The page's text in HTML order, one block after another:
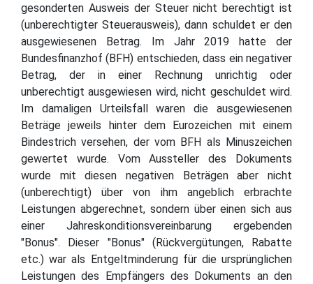
gesonderten Ausweis der Steuer nicht berechtigt ist
(unberechtigter Steuerausweis), dann schuldet er den
ausgewiesenen Betrag. Im Jahr 2019 hatte der
Bundesfinanzhof (BFH) entschieden, dass ein negativer
Betrag, der in einer Rechnung unrichtig oder
unberechtigt ausgewiesen wird, nicht geschuldet wird.
Im damaligen Urteilsfall waren die ausgewiesenen
Beträge jeweils hinter dem Eurozeichen mit einem
Bindestrich versehen, der vom BFH als Minuszeichen
gewertet wurde. Vom Aussteller des Dokuments
wurde mit diesen negativen Beträgen aber nicht
(unberechtigt) über von ihm angeblich erbrachte
Leistungen abgerechnet, sondern über einen sich aus
einer Jahreskonditionsvereinbarung ergebenden
"Bonus". Dieser "Bonus" (Rückvergütungen, Rabatte
etc.) war als Entgeltminderung für die ursprünglichen
Leistungen des Empfängers des Dokuments an den